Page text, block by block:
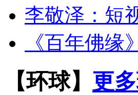
李敬泽：短
《百年佛缘
【环球】 更